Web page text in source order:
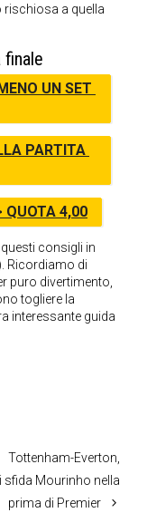
rischiosa a quella
finale
UN SET
PARTITA
QUOTA 4,00
consigli in
Ricordiamo di
puro divertimento,
togliere la
interessante guida
Tottenham-Everton,
sfida Mourinho nella
prima di Premier